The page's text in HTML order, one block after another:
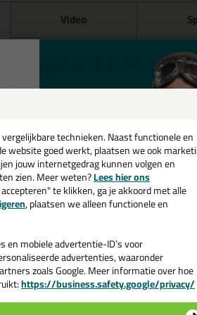
Video
in
Gevonden! Deze sanitairkit Ottoseal
Een duurzame en veelzijdige kit welke
topresultaat. Bestel de Ottoseal S110
= morgen in huis.
en kenmerken van dit product?Lees
S110 310ml
gebruikt:
wel of niet doen?
hier hoe!
dat!
aanrechtblad af?
technieken. Naast functionele en
website goed werkt, plaatsen we ook
jouw internetgedrag kunnen volgen en
zien. Meer weten?Lees hier ons
te klikken, ga je akkoord met alle
, plaatsen we alleen functionele en
en mobiele advertentie-ID’s voor
advertenties, waaronder
zoals Google. Meer informatie over hoe
https://business.safety.google/privacy/